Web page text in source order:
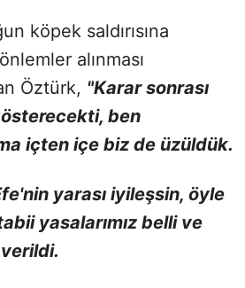
köpek saldırısına
alınması
Öztürk, "Karar sonrası
ben
içten içe biz de üzüldük.
yarası iyileşsin, öyle
yasalarımız belli ve